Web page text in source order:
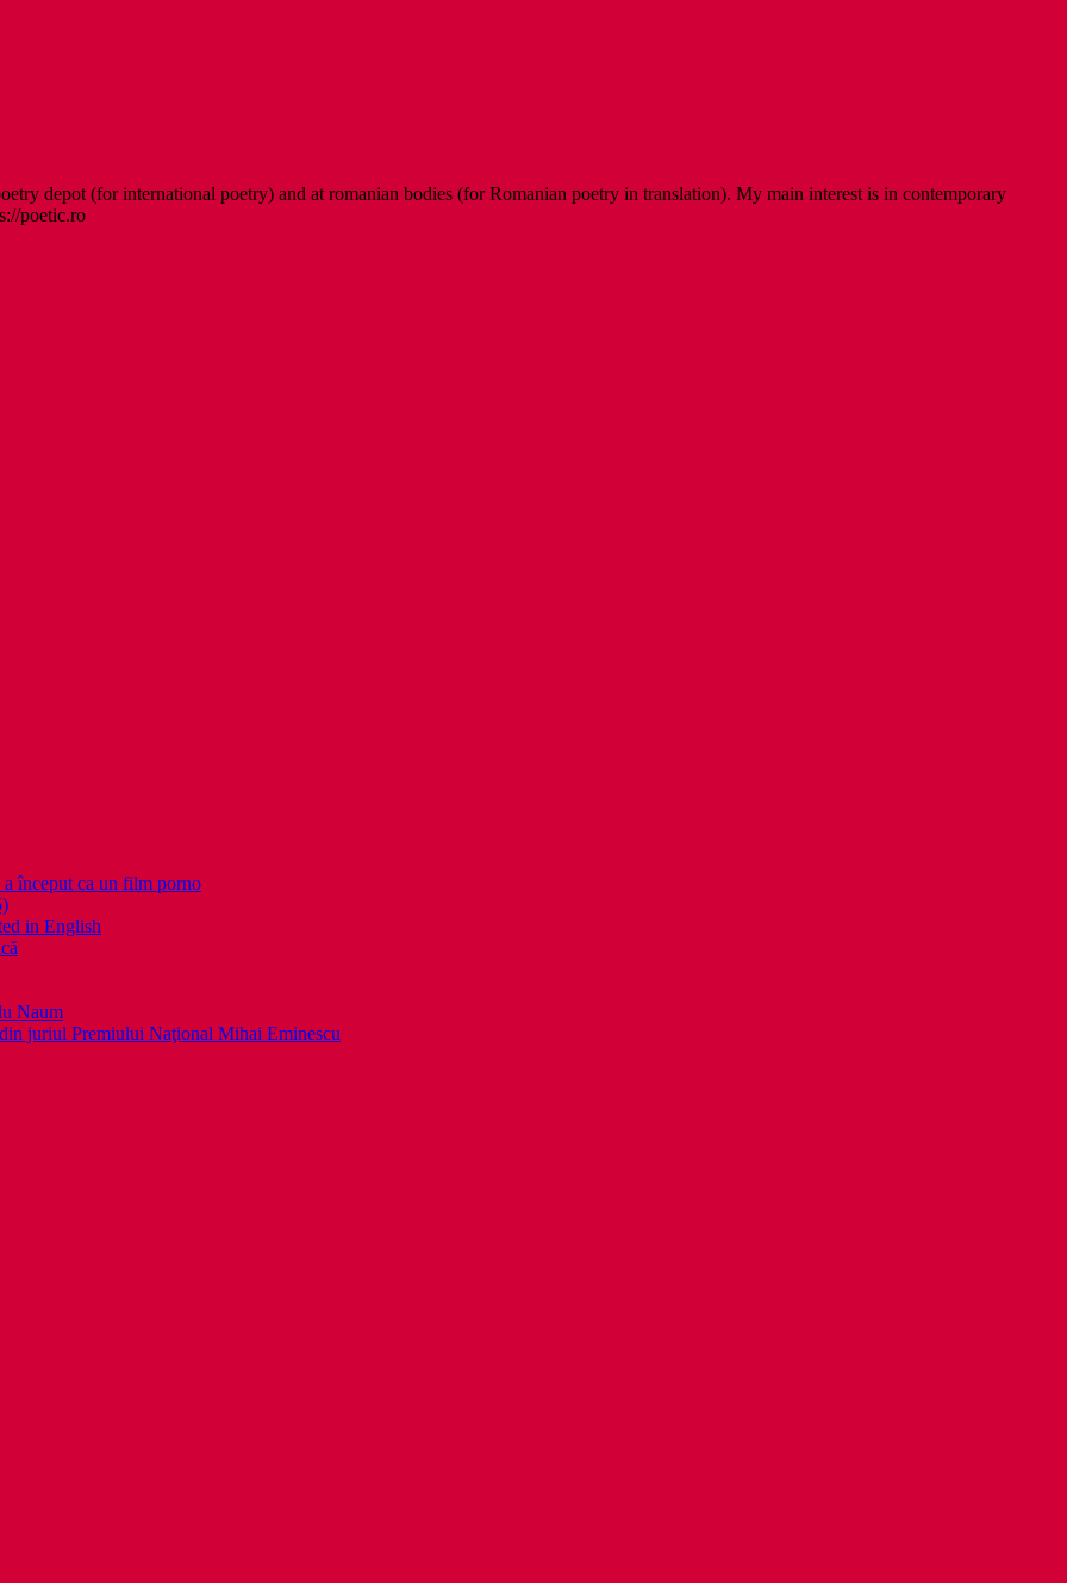
depot (for international poetry) and at romanian bodies (for Romanian poetry in translation). My main interest is in contemporary
poetic.ro
început ca un film porno
in English
Naum
juriul Premiului Naţional Mihai Eminescu